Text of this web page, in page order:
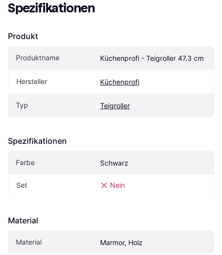
Spezifikationen
Produkt
Produktname Küchenprofi - Teigroller 47.3 cm
Hersteller Küchenprofi
Typ Teigroller
Spezifikationen
Farbe Schwarz
Set Nein
Material
Material Marmor, Holz